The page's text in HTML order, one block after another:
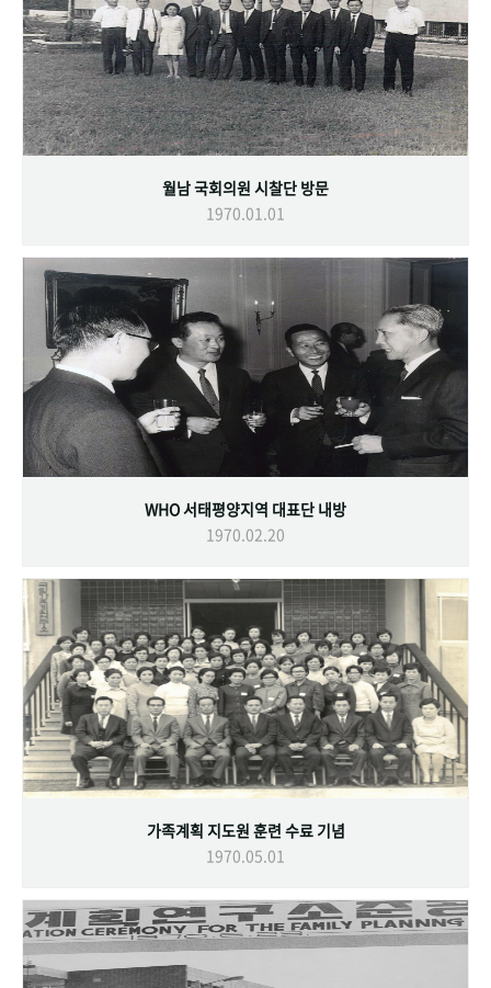
월남 국회의원 시찰단 방문
1970.01.01
WHO 서태평양지역 대표단 내방
1970.02.20
가족계획 지도원 훈련 수료 기념
1970.05.01